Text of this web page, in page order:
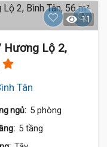
11
Hương Lộ 2,
Tân
ngủ: 5 phòng
5 tầng